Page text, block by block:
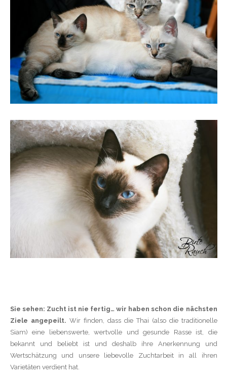
Sie sehen: Zucht ist nie fertig… wir haben schon die nächsten
Ziele angepeilt. Wir finden, dass die Thai (also die traditionelle
Siam) eine liebenswerte, wertvolle und gesunde Rasse ist, die
bekannt und beliebt ist und deshalb ihre Anerkennung und
Wertschätzung und unsere liebevolle Zuchtarbeit in all ihren
Varietäten verdient hat.